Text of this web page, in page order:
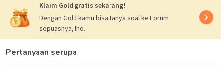
tanaman baru akan tumbuh dari bagian yang
sehat dari tanaman induk.
Penyebaran Tanaman
dihasilkan dari perkembangbiakan vegetatif
merunduk dapat digunakan untuk memperluas
Klaim Gold gratis sekarang!
Dengan Gold kamu bisa tanya soal ke Forum
sepuasnya, lho.
Pertanyaan serupa